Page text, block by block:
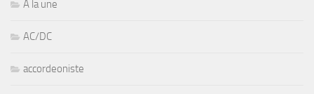
A la une
AC/DC
accordeoniste